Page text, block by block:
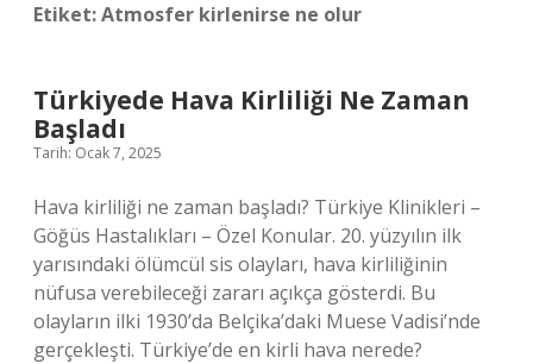
Etiket:Atmosfer kirlenirse ne olur
Türkiyede Hava Kirliliği Ne Zaman
Başladı
Tarih: Ocak 7, 2025
Hava kirliliği ne zaman başladı? Türkiye Klinikleri –
Göğüs Hastalıkları – Özel Konular. 20. yüzyılın ilk
yarısındaki ölümcül sis olayları, hava kirliliğinin
nüfusa verebileceği zararı açıkça gösterdi. Bu
olayların ilki 1930’da Belçika’daki Muese Vadisi’nde
gerçekleşti. Türkiye’de en kirli hava nerede?